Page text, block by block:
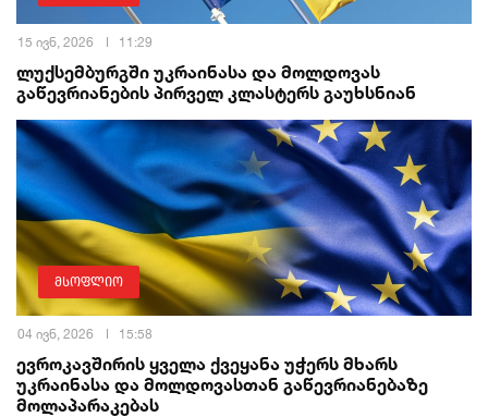
15 ივნ, 2026 11:29
ლუქსემბურგში უკრაინასა და მოლდოვას
გაწევრიანების პირველ კლასტერს გაუხსნიან
მსოფლიო
04 ივნ, 2026 15:58
ევროკავშირის ყველა ქვეყანა უჭერს მხარს
უკრაინასა და მოლდოვასთან გაწევრიანებაზე
მოლაპარაკებას